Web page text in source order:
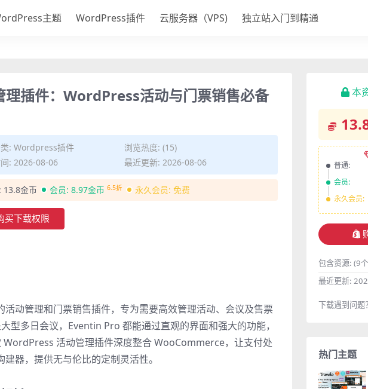
主题 WordPress插件 云服务器（VPS) 独立站入门到精通
插件：WordPress活动与门票销售必备
: Wordpress插件
浏览热度: (15)
: 2026-08-06
最近更新: 2026-08-06
13.8金币 会员: 8.97金币 6.5折 永久会员: 免费
买下载权限
动管理和门票销售插件，专为需要高效管理活动、会议及售票
型多日会议，Eventin Pro 都能通过直观的界面和强大的功能，
活动管理插件深度整合 WooCommerce，让支付处
器，提供无与伦比的定制灵活性。
本
普通:
会员:
永久会员:
包含资源: (9
最近更新:
下载遇到问题
热门主题